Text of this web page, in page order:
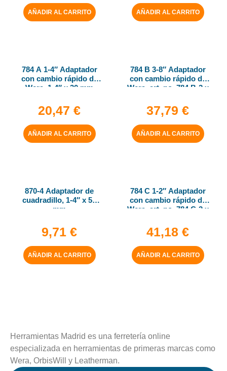
AÑADIR AL CARRITO AÑADIR AL CARRITO
784 A 1-4″ Adaptador
con cambio rápido de
Wera, 1-4″ x 30 mm
20,47 €
AÑADIR AL CARRITO
784 B 3-8″ Adaptador
con cambio rápido de
Wera, art. no. 784 B-2 x
37,79 €
AÑADIR AL CARRITO
870-4 Adaptador de
cuadradillo, 1-4″ x 50
mm
9,71 €
AÑADIR AL CARRITO
784 C 1-2″ Adaptador
con cambio rápido de
Wera, art. no. 784 C-2 x
41,18 €
AÑADIR AL CARRITO
Herramientas Madrid es una ferretería online
especializada en herramientas de primeras marcas como
Wera, OrbisWill y Leatherman.